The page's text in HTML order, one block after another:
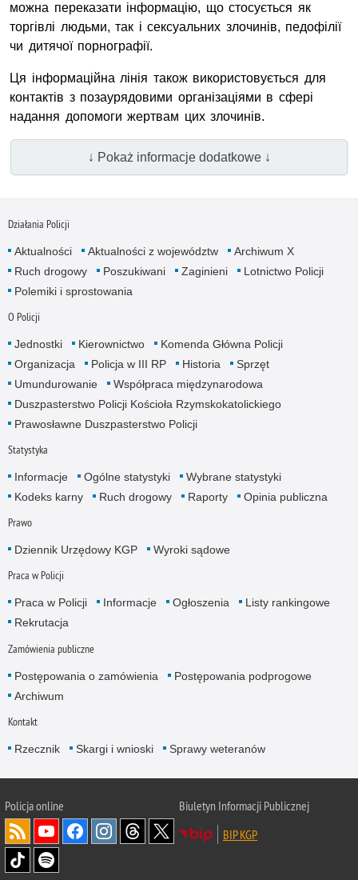
можна переказати інформацію, що стосується як
торгівлі людьми, так і сексуальних злочинів, педофілії
чи дитячої порнографії.
Ця інформаційна лінія також використовується для
контактів з позаурядовими організаціями в сфері
надання допомоги жертвам цих злочинів.
↓ Pokaż informacje dodatkowe ↓
Działania Policji
Aktualności Aktualności z województw
Archiwum X
Ruch drogowy
Poszukiwani Zaginieni
Lotnictwo Policji
Polemiki i sprostowania
O Policji
Jednostki Kierownictwo
Komenda Główna Policji
Organizacja
Policja w III RP Historia
Sprzęt
Umundurowanie
Współpraca międzynarodowa
Duszpasterstwo Policji Kościoła Rzymskokatolickiego
Prawosławne Duszpasterstwo Policji
Statystyka
Informacje Ogólne statystyki
Wybrane statystyki
Kodeks karny
Ruch drogowy Raporty Opinia publiczna
Prawo
Dziennik Urzędowy KGP Wyroki sądowe
Praca w Policji
Praca w Policji Informacje Ogłoszenia
Listy rankingowe
Rekrutacja
Zamówienia publiczne
Postępowania o zamówienia
Postępowania podprogowe
Archiwum
Kontakt
Rzecznik Skargi i wnioski Sprawy weteranów
Policjaonline
Biuletyn Informacji Publicznej
BIP KGP